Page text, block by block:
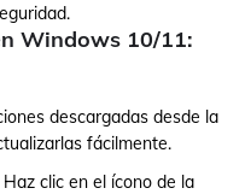
Windows 10/11:
descargadas desde la
fácilmente.
Haz clic en el ícono de la